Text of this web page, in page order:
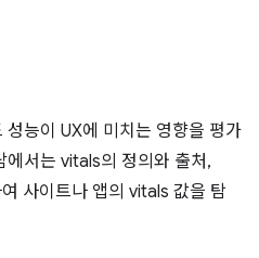
능이 UX에 미치는 영향을 평가
에서는 vitals의 정의와 출처,
사이트나 앱의 vitals 값을 탐